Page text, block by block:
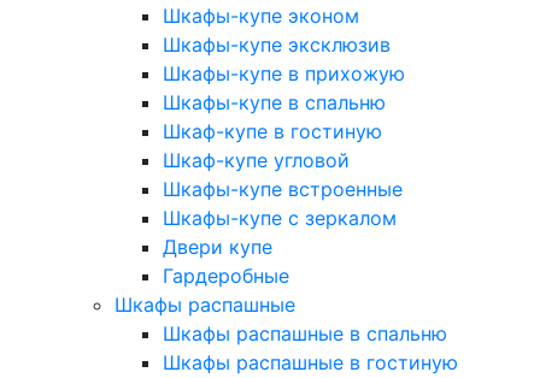
Шкафы-купе эконом
Шкафы-купе эксклюзив
Шкафы-купе в прихожую
Шкафы-купе в спальню
Шкаф-купе в гостиную
Шкаф-купе угловой
Шкафы-купе встроенные
Шкафы-купе с зеркалом
Двери купе
Гардеробные
Шкафы распашные
Шкафы распашные в спальню
Шкафы распашные в гостиную